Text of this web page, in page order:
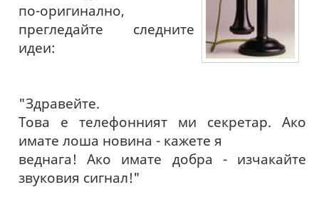
по-оригинално,
прегледайте следните
идеи:
"Здравейте.
Това е телефонният ми секретар. Ако
имате лоша новина - кажете я
веднага! Ако имате добра - изчакайте
звуковия сигнал!"